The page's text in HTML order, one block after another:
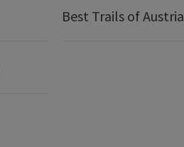
Best Trails of Austria